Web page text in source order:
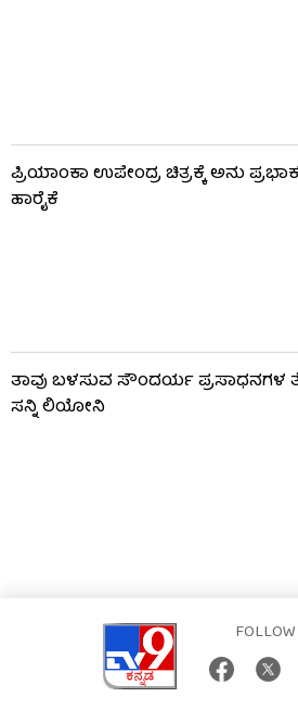
ಪ್ರಿಯಾಂಕಾ ಉಪೇಂದ್ರ ಚಿತ್ರಕ್ಕೆ ಅನು
ಹಾರೈಕೆ
ತಾವು ಬಳಸುವ ಸೌಂದರ್ಯ ಪ್ರಸಾಧನಗಳ
ಸನ್ನಿ ಲಿಯೋನಿ